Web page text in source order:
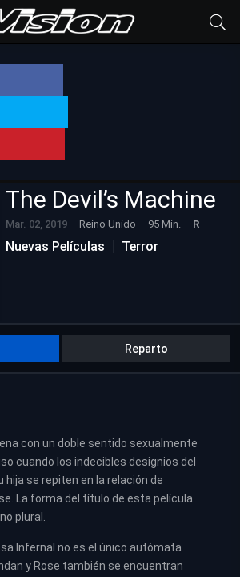
The Devil’s Machine
Mar. 02, 2019 Reino Unido 95 Min. R
Nuevas Películas Terror
Reparto
con un doble sentido sexualmente
cuando los indecibles designios del
hija se repiten en la relación de
La forma del título de esta película
plural.
Infernal no es el único autómata
y Rose también se encuentran